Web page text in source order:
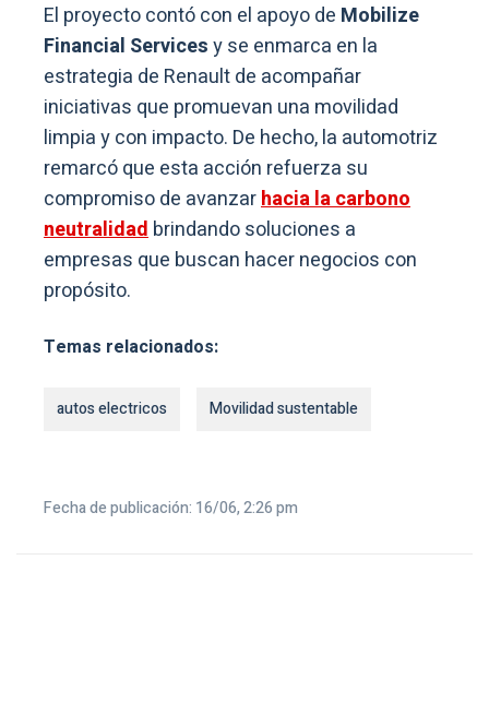
El proyecto contó con el apoyo de Mobilize
Financial Servicesy se enmarca en la
estrategia de Renault de acompañar
iniciativas que promuevan una movilidad
limpia y con impacto. De hecho, la automotriz
remarcó que esta acción refuerza su
compromiso de avanzarhacia la carbono
neutralidadbrindando soluciones a
empresas que buscan hacer negocios con
propósito.
Temas relacionados:
autos electricos Movilidad sustentable
Fecha de publicación: 16/06, 2:26 pm